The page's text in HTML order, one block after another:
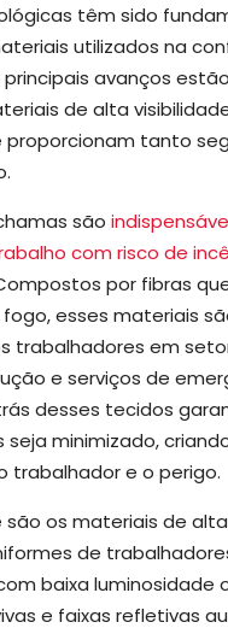
têm sido
utilizados na
principais avanços
de alta
proporcionam tanto
são
com risco de
por fibras
esses materiais
trabalhadores em
e serviços de
desses tecidos
minimizado,
trabalhador e o perigo.
os materiais de
de
baixa luminosidade
e faixas refletivas